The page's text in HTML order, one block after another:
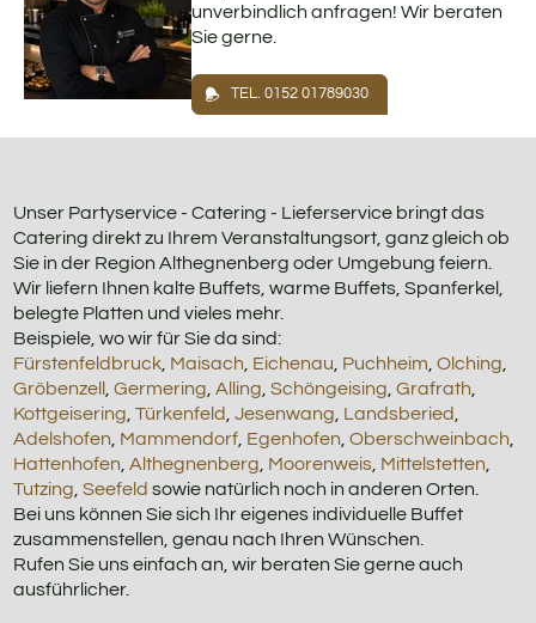
unverbindlich anfragen! Wir beraten
Sie gerne.
TEL. 0152 01789030
Unser Partyservice - Catering - Lieferservice bringt das
Catering direkt zu Ihrem Veranstaltungsort, ganz gleich ob
Sie in der Region Althegnenberg oder Umgebung feiern.
Wir liefern Ihnen kalte Buffets, warme Buffets, Spanferkel,
belegte Platten und vieles mehr.
Beispiele, wo wir für Sie da sind:
Fürstenfeldbruck Maisach Eichenau Puchheim ,Olching
Gröbenzell ,Germering ,Alling ,Schöngeising ,Grafrath
Kottgeisering ,Türkenfeld ,Jesenwang Landsberied
Adelshofen Mammendorf Egenhofen ,Oberschweinbach
Hattenhofen ,Althegnenberg Moorenweis Mittelstetten
Tutzing ,Seefeld sowie natürlich noch in anderen Orten.
Bei uns können Sie sich Ihr eigenes individuelle Buffet
zusammenstellen, genau nach Ihren Wünschen.
Rufen Sie uns einfach an, wir beraten Sie gerne auch
ausführlicher.